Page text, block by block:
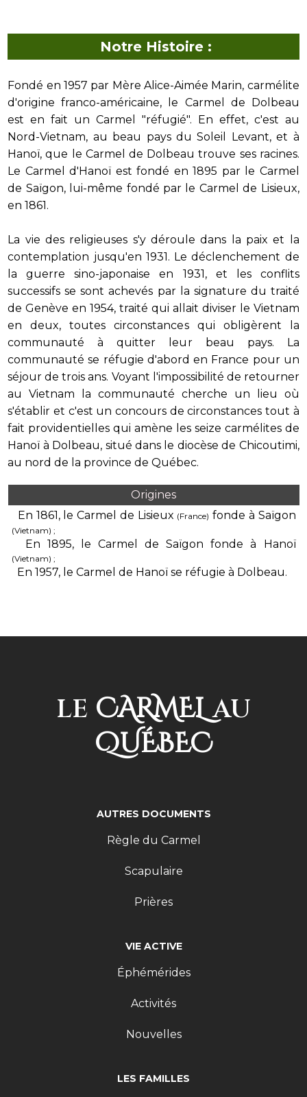
Notre Histoire :
Fondé en 1957 par Mère Alice-Aimée Marin, carmélite
d'origine franco-américaine, le Carmel de Dolbeau
est en fait un Carmel "réfugié". En effet, c'est au
Nord-Vietnam, au beau pays du Soleil Levant, et à
Hanoï, que le Carmel de Dolbeau trouve ses racines.
Le Carmel d'Hanoï est fondé en 1895 par le Carmel
de Saïgon, lui-même fondé par le Carmel de Lisieux,
en 1861.
La vie des religieuses s'y déroule dans la paix et la
contemplation jusqu'en 1931. Le déclenchement de
la guerre sino-japonaise en 1931, et les conflits
successifs se sont achevés par la signature du traité
de Genève en 1954, traité qui allait diviser le Vietnam
en deux, toutes circonstances qui obligèrent la
communauté à quitter leur beau pays. La
communauté se réfugie d'abord en France pour un
séjour de trois ans. Voyant l'impossibilité de retourner
au Vietnam la communauté cherche un lieu où
s'établir et c'est un concours de circonstances tout à
fait providentielles qui amène les seize carmélites de
Hanoï à Dolbeau, situé dans le diocèse de Chicoutimi,
au nord de la province de Québec.
Origines
En 1861, le Carmel de Lisieux (France) fonde à Saïgon
(Vietnam) ;
En 1895, le Carmel de Saïgon fonde à Hanoï
(Vietnam) ;
En 1957, le Carmel de Hanoï se réfugie à Dolbeau.
LE CARMELAU
QUÉBEC
LES FAMILLES
VIE ACTIVE
Éphémérides
Activités
Nouvelles
AUTRES DOCUMENTS
Règle du Carmel
Scapulaire
Prières